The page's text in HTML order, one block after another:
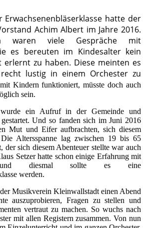
Erwachsenenbläserklasse hatte der
Achim Albert im Jahre 2016.
waren viele Gespräche mit
es bereuten im Kindesalter kein
erlernt zu haben. Diese meinten es
lustig in einem Orchester zu
Kindern funktioniert, müsste doch auch
sein.
wurde ein Aufruf in der Gemeinde und
Und so fanden sich im Juni 2016
Mut und Eifer aufbrachten, sich diesem
Altersspanne lag zwischen 19 bis 65
der sich diesem Abenteuer stellte war auch
Setzer hatte schon einige Erfahrung mit
und diesmal sollte es eine
werden.
Musikverein Kleinwallstadt einen Abend
auszuprobieren, Fragen zu stellen und
vertraut zu machen. So wuchs nach
mit allen Registern zusammen. Von nun